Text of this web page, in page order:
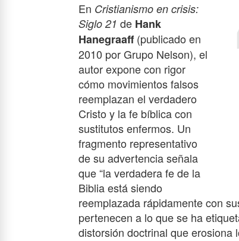
En Cristianismo en crisis:
Siglo 21 de Hank
Hanegraaff(publicado en
2010 por Grupo Nelson), el
autor expone con rigor
cómo movimientos falsos
reemplazan el verdadero
Cristo y la fe bíblica con
sustitutos enfermos. Un
fragmento representativo
de su advertencia señala
que “la verdadera fe de la
Biblia está siendo
reemplazada rápidamente con
pertenecen a lo que se ha
distorsión doctrinal que erosiona